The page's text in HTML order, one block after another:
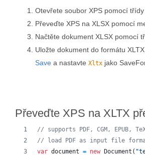
Otevřete soubor XPS pomocí třídy
Převeďte XPS na XLSX pomocí
Načtěte dokument XLSX pomocí
Uložte dokument do formátu
Save a nastavte Xltx jako
Převeďte XPS na XLTX
// supports PDF, CGM, EPUB,
// load PDF as input file
var document = new Document (